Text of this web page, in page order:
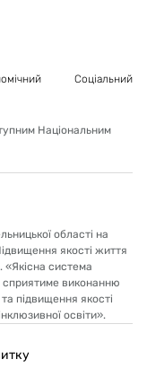
Соціальний
Національним
області на
якості життя
«Якісна система
сприятиме виконанню
підвищення якості
освіти».